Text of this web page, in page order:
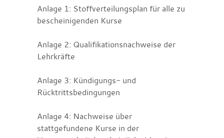
Anlage 1: Stoffverteilungsplan für alle zu
bescheinigenden Kurse
Anlage 2: Qualifikationsnachweise der
Lehrkräfte
Anlage 3: Kündigungs- und
Rücktrittsbedingungen
Anlage 4: Nachweise über
stattgefundene Kurse in der